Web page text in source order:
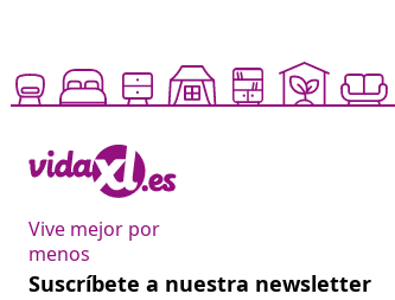
Vive mejor por
menos
Suscríbete a nuestra newsletter